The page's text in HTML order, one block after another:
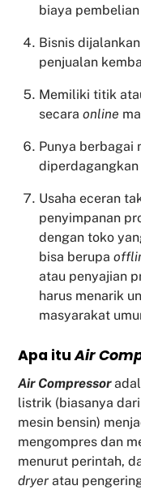
biaya
Bisnis
penjualan
Memiliki titik
secara online
Punya berbagai
diperdagangkan
Usaha eceran
penyimpanan
dengan toko
bisa berupa
atau penyajian
harus menarik
masyarakat
Apa ituAir
Air Compressor
listrik (biasanya
mesin bensin)
mengompres dan
menurut perintah,
dryer atau